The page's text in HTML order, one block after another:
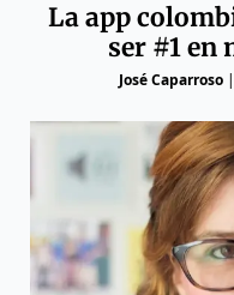
La app
ser #1 en
José Caparroso |